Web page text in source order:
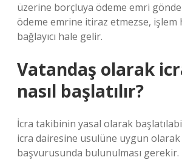
üzerine borçluya ödeme emri
ödeme emrine itiraz etmezse, işlem
bağlayıcı hale gelir.
Vatandaş olarak
nasıl başlatılır?
İcra takibinin yasal olarak
icra dairesine usulüne uygun
başvurusunda bulunulması gerekir.